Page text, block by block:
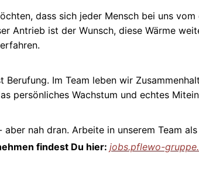
dass sich jeder Mensch bei uns
Antrieb ist der Wunsch, diese Wärme
Berufung. Im Team leben wir
persönliches Wachstum und echtes
nah dran. Arbeite in unserem Team
findest Du hier: jobs.pflewo-